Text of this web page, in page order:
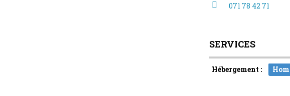
071 78 42 71
SERVICES
Hébergement :